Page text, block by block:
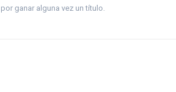
por ganar alguna vez un título.